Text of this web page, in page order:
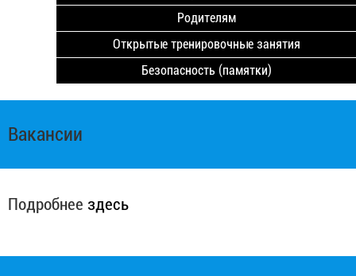
Родителям
Открытые тренировочные занятия
Безопасность (памятки)
Вакансии
Подробнее здесь